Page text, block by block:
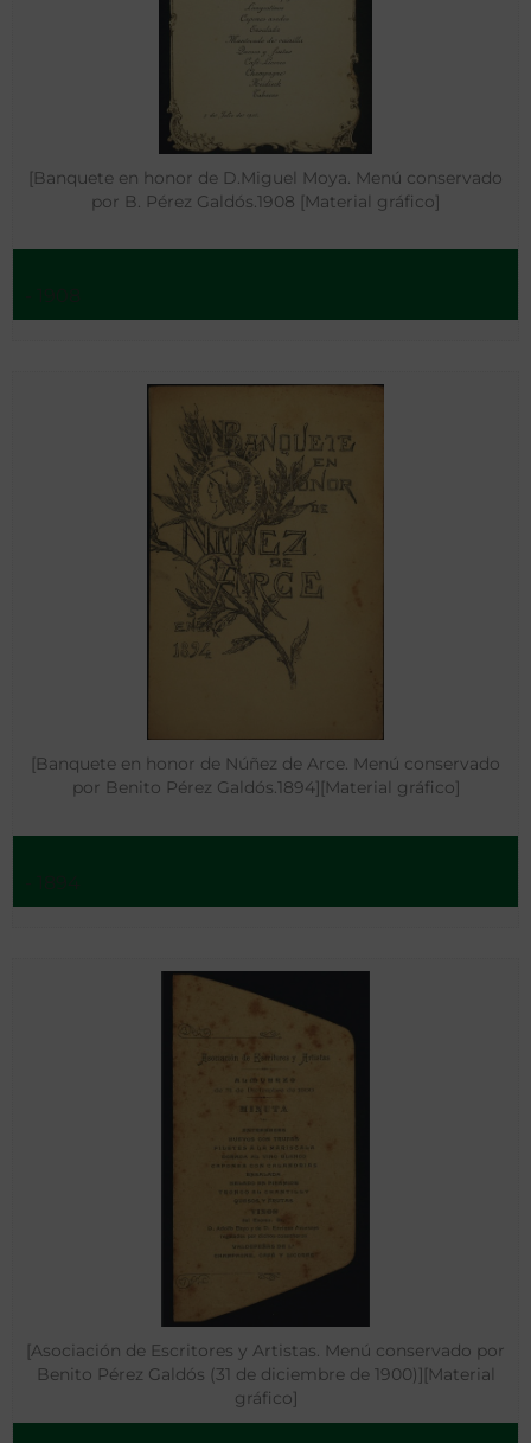
[Banquete en honor de D.Miguel Moya. Menú conservado
por B. Pérez Galdós.1908 [Material gráfico]
[Banquete en honor de Núñez de Arce. Menú conservado
por Benito Pérez Galdós.1894][Material gráfico]
[Asociación de Escritores y Artistas. Menú conservado por
Benito Pérez Galdós (31 de diciembre de 1900)][Material
gráfico]